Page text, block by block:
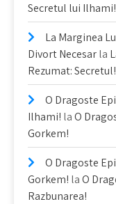
Secretul lui Ilhami!
La Marginea
Divort Necesarla
Rezumat: Secretul!
O Dragoste
Ilhami! laO
Gorkem!
O Dragoste
Gorkem! laO
Razbunarea!